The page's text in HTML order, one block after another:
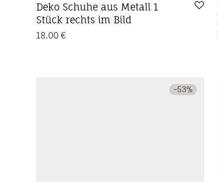
Deko Schuhe aus Metall 1
Stück rechts im Bild
18,00 €
-53%